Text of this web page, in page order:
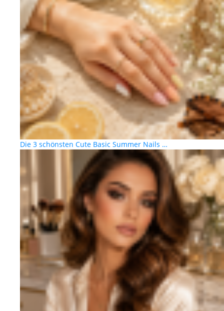
Die 3 schönsten Cute Basic Summer Nails …